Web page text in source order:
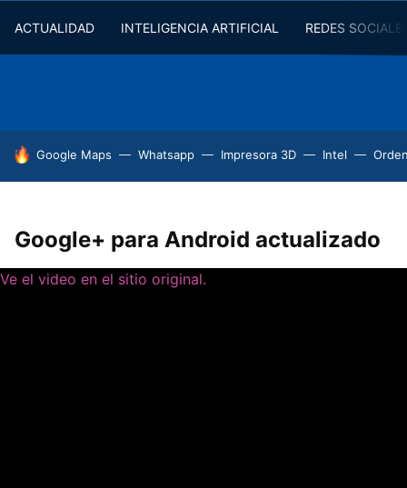
ACTUALIDAD INTELIGENCIA ARTIFICIAL REDES
HOY SE HABLA DE
Google Maps Whatsapp Impresora 3D Intel
Google+ para Android actualizado
Ve el video en el sitio original.